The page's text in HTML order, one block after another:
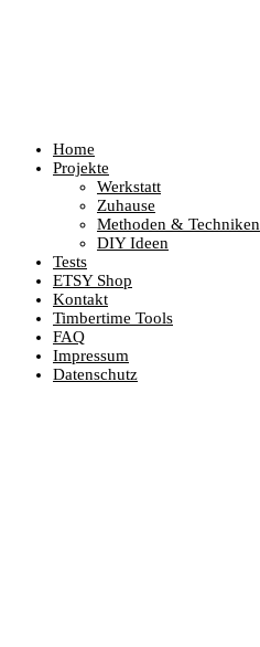
Home
Projekte
Werkstatt
Zuhause
Methoden & Techniken
DIY Ideen
Tests
ETSY Shop
Kontakt
Timbertime Tools
FAQ
Impressum
Datenschutz